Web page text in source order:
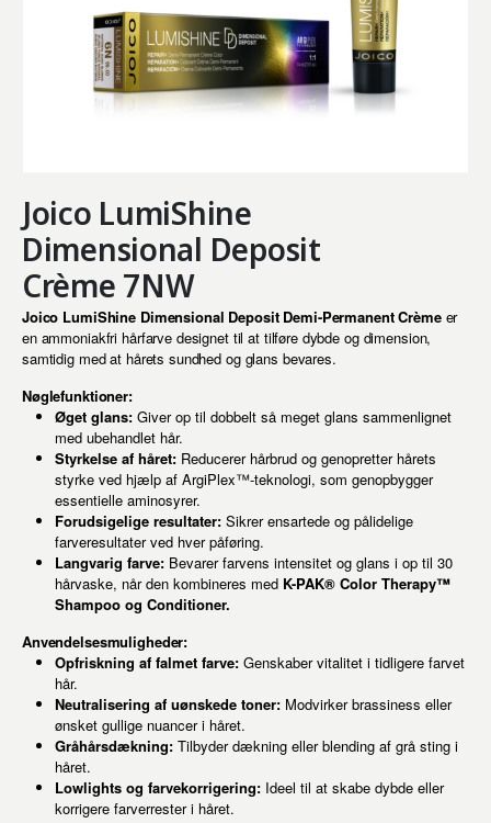
Joico LumiShine
Dimensional Deposit
Crème 7NW
Joico LumiShine Dimensional Deposit Demi-Permanent Crèmeer
en ammoniakfri hårfarve designet til at tilføre dybde og dimension,
samtidig med at hårets sundhed og glans bevares.
Nøglefunktioner:
Øget glans:Giver op til dobbelt så meget glans sammenlignet
med ubehandlet hår.
Styrkelse af håret:Reducerer hårbrud og genopretter hårets
styrke ved hjælp af ArgiPlex™-teknologi, som genopbygger
essentielle aminosyrer.
Forudsigelige resultater:Sikrer ensartede og pålidelige
farveresultater ved hver påføring.
Langvarig farve:Bevarer farvens intensitet og glans i op til 30
hårvaske, når den kombineres med K-PAK® Color Therapy™
Shampoo og Conditioner.
Anvendelsesmuligheder:
Opfriskning af falmet farve:Genskaber vitalitet i tidligere farvet
hår.
Neutralisering af uønskede toner:Modvirker brassiness eller
ønsket gullige nuancer i håret.
Gråhårsdækning:Tilbyder dækning eller blending af grå sting i
håret.
Lowlights og farvekorrigering:Ideel til at skabe dybde eller
korrigere farverrester i håret.